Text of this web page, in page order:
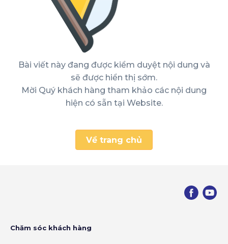
Bài viết này đang được kiểm duyệt nội dung và
sẽ được hiển thị sớm.
Mời Quý khách hàng tham khảo các nội dung
hiện có sẵn tại Website.
Về trang chủ
Chăm sóc khách hàng